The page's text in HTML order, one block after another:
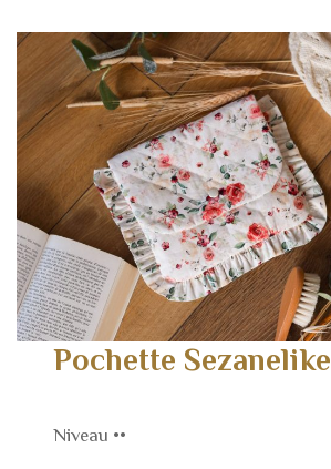
Pochette Sezanelike
Niveau ••